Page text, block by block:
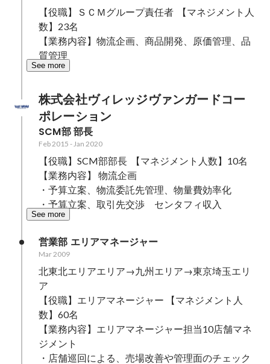
【役職】ＳＣＭグループ責任者  【マネジメント人
数】23名
【業務内容】物流企画、商品開発、原価管理、品
質管理
See more
株式会社ヴィレッジヴァンガードコー
ポレーション
SCM部 部長
Feb 2015 -Jan 2020
【役職】SCM部部長  【マネジメント人数】10名
【業務内容】 物流企画
・予算立案、物流委託先管理、物量費効率化
・予算立案、取引先交渉　センタフィ収入
See more
営業部 エリアマネージャー
Mar 2009
北東北エリアエリア→九州エリア→東京埼玉エリ
ア
【役職】エリアマネージャー 【マネジメント人
数】60名
【業務内容】エリアマネージャー担当10店舗マネ
ジメント
・店舗巡回による、売場改善や管理面のチェック